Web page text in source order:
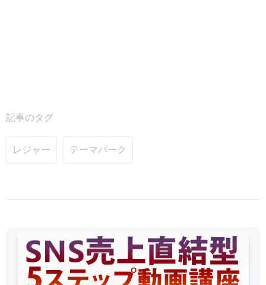
記事のタグ
レジャー テーマパーク